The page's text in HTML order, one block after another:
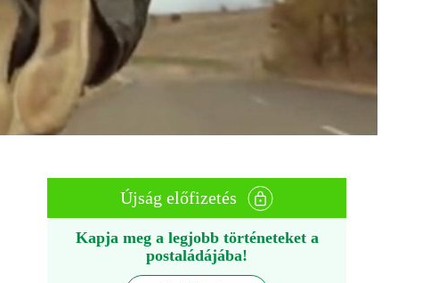
Újság előfizetés
Kapja meg a legjobb történeteket a
postaládájába!